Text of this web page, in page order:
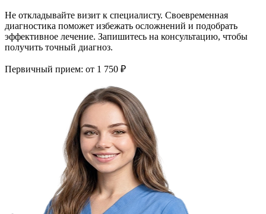
Не откладывайте визит к специалисту. Своевременная
диагностика поможет избежать осложнений и подобрать
эффективное лечение. Запишитесь на консультацию, чтобы
получить точный диагноз.
Первичный прием: от 1 750 ₽